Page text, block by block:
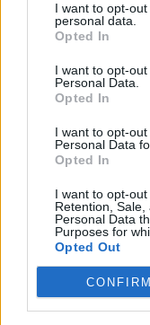
I want to opt-
personal data.
Opted In
I want to opt-
Personal Data.
Opted In
I want to opt-
Personal Data
Opted In
I want to opt-out
Retention,
Personal Data
Purposes for
Opted Out
CONFIRM
Po šio
Stončaičiu
posėdžių salę.
savo poziciją
balsavimu.
politikas būtų
pritarti
turėtų palaikyti
narys.
ELTA primena,